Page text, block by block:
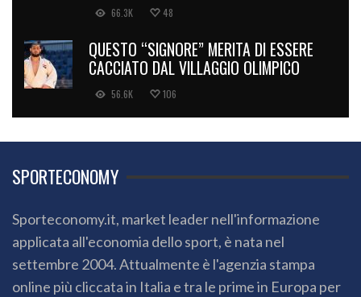
66.3K 48
QUESTO “SIGNORE” MERITA DI ESSERE
CACCIATO DAL VILLAGGIO OLIMPICO
56.6K 106
SPORTECONOMY
Sporteconomy.it, market leader nell'informazione
applicata all'economia dello sport, è nata nel
settembre 2004. Attualmente è l'agenzia stampa
online più cliccata in Italia e tra le prime in Europa per